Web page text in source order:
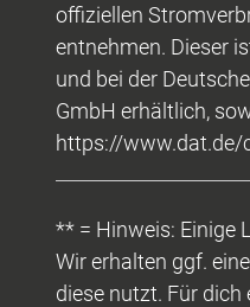
offiziellen
entnehmen. Dieser
und bei der
GmbH erhältlich,
https://www.dat.de/
** = Hinweis: Einige
Wir erhalten ggf.
diese nutzt. Für dich